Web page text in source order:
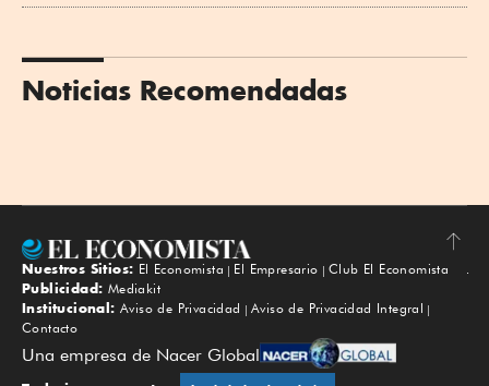
Noticias Recomendadas
Subir
Nuestros Sitios: El Economista El Empresario
Club El Economista
Publicidad: Mediakit
Institucional: Aviso de Privacidad
Aviso de Privacidad Integral
Contacto
Una empresa de Nacer Global